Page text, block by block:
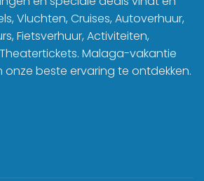
Vluchten, Cruises, Autoverhuur,
Fietsverhuur, Activiteiten,
Malaga-vakantie
onze beste ervaring te ontdekken.